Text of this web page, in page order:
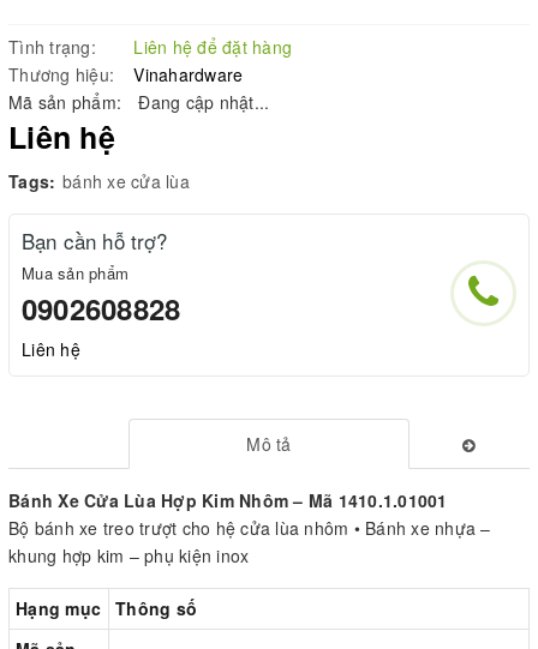
Tình trạng:
Liên hệ để đặt hàng
Thương hiệu:
Vinahardware
Mã sản phẩm:
Đang cập nhật...
Liên hệ
Tags: bánh xe cửa lùa
Bạn cần hỗ trợ?
Mua sản phẩm
0902608828
Liên hệ
Mô tả
Bánh Xe Cửa Lùa Hợp Kim Nhôm – Mã 1410.1.01001
Bộ bánh xe treo trượt cho hệ cửa lùa nhôm • Bánh xe nhựa –
khung hợp kim – phụ kiện inox
Hạng mục Thông số